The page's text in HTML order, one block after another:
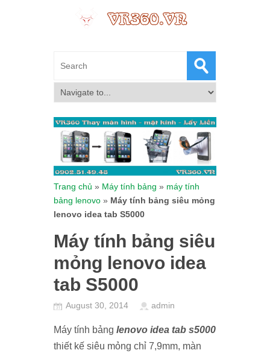
Trang chủ » Máy tính bảng » máy tính
bảng lenovo » Máy tính bảng siêu mỏng
lenovo idea tab S5000
Máy tính bảng siêu
mỏng lenovo idea
tab S5000
August 30, 2014 admin
Máy tính bảng lenovo idea tab s5000
thiết kế siêu mỏng chỉ 7,9mm, màn